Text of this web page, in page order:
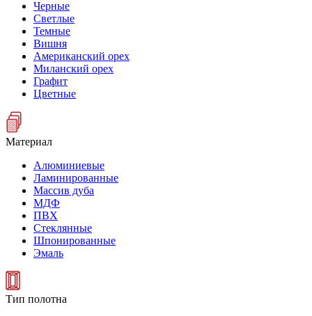
Черные
Светлые
Темные
Вишня
Американский орех
Миланский орех
Графит
Цветные
Материал
Алюминиевые
Ламинированные
Массив дуба
МДФ
ПВХ
Стеклянные
Шпонированные
Эмаль
Тип полотна